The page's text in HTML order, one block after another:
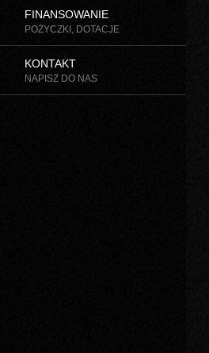
FINANSOWANIE
POŻYCZKI, DOTACJE
KONTAKT
NAPISZ DO NAS